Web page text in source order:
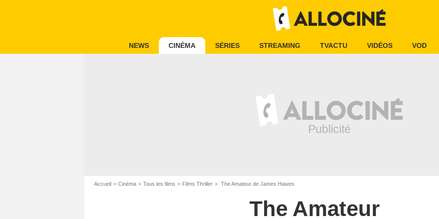
NEWS CINÉMA SÉRIES STREAMING TVACTU VIDÉOS VOD
Accueil Cinéma Tous les films Films Thriller The Amateur de James Hawes
The Amateur